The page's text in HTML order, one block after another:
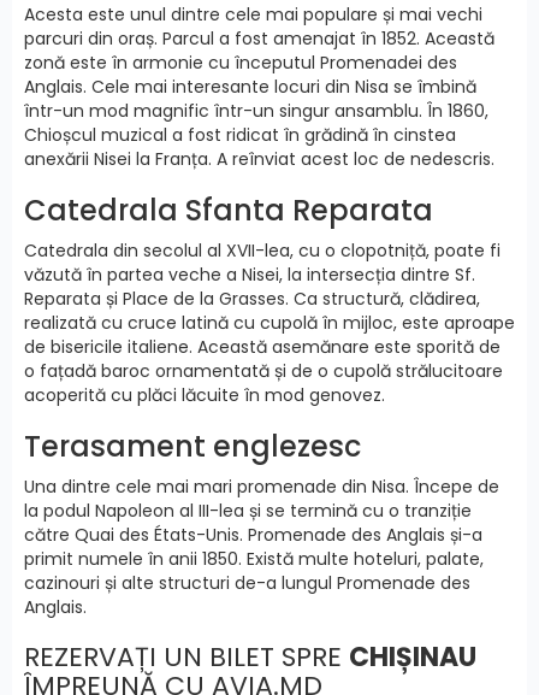
Acesta este unul dintre cele mai populare și mai vechi
parcuri din oraș. Parcul a fost amenajat în 1852. Această
zonă este în armonie cu începutul Promenadei des
Anglais. Cele mai interesante locuri din Nisa se îmbină
într-un mod magnific într-un singur ansamblu. În 1860,
Chioșcul muzical a fost ridicat în grădină în cinstea
anexării Nisei la Franța. A reînviat acest loc de nedescris.
Catedrala Sfanta Reparata
Catedrala din secolul al XVII-lea, cu o clopotniță, poate fi
văzută în partea veche a Nisei, la intersecția dintre Sf.
Reparata și Place de la Grasses. Ca structură, clădirea,
realizată cu cruce latină cu cupolă în mijloc, este aproape
de bisericile italiene. Această asemănare este sporită de
o fațadă baroc ornamentată și de o cupolă strălucitoare
acoperită cu plăci lăcuite în mod genovez.
Terasament englezesc
Una dintre cele mai mari promenade din Nisa. Începe de
la podul Napoleon al III-lea și se termină cu o tranziție
către Quai des États-Unis. Promenade des Anglais și-a
primit numele în anii 1850. Există multe hoteluri, palate,
cazinouri și alte structuri de-a lungul Promenade des
Anglais.
REZERVAȚI UN BILET SPRE CHIȘINAU
ÎMPREUNĂ CU AVIA.MD